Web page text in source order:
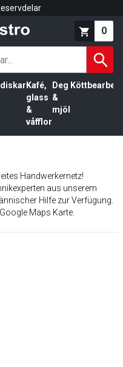
0
Kafé,
glass
&
våfflor
Deg
&
mjöl
Handwerkernetz!
aus unserem
Hilfe zur Verfügung.
Maps Karte.